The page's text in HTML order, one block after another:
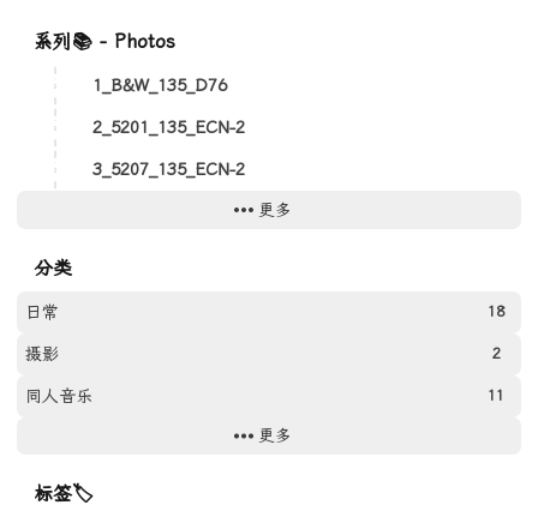
系列📚 - Photos
1_B&W_135_D76
2_5201_135_ECN-2
3_5207_135_ECN-2
4_FPAN100_135_D67更多
分类
日常 18
摄影 2
同人音乐 11
游戏
更多
标签🏷